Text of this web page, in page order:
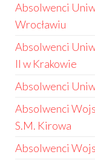
Absolwenci
Wrocławiu
Absolwenci
II w Krakowie
Absolwenci
Absolwenci
S.M. Kirowa
Absolwenci